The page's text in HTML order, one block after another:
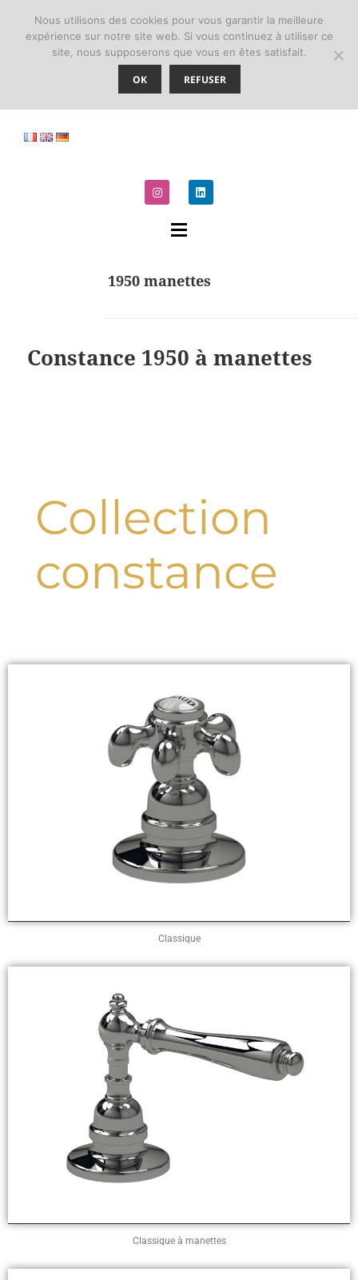
LA ROBINETTERIE DE PARIS
1950 manettes
Constance 1950 à manettes
Collection
constance
Classique
Classique à manettes
Nous utilisons des cookies pour vous garantir la meilleure
expérience sur notre site web. Si vous continuez à utiliser ce
site, nous supposerons que vous en êtes satisfait.
OK REFUSER